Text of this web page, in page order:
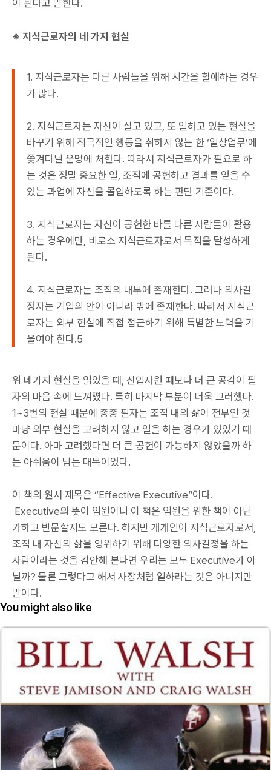
이 된다고 말한다.
※ 지식근로자의 네 가지 현실
1. 지식근로자는 다른 사람들을 위해 시간을 할애하는 경우
가 많다.
2. 지식근로자는 자신이 살고 있고, 또 일하고 있는 현실을
바꾸기 위해 적극적인 행동을 취하지 않는 한 ‘일상업무’에
쫓겨다닐 운명에 처한다. 따라서 지식근로자가 필요로 하
는 것은 정말 중요한 일, 조직에 공헌하고 결과를 얻을 수
있는 과업에 자신을 몰입하도록 하는 판단 기준이다.
3. 지식근로자는 자신이 공헌한 바를 다른 사람들이 활용
하는 경우에만, 비로소 지식근로자로서 목적을 달성하게
된다.
4. 지식근로자는 조직의 내부에 존재한다. 그러나 의사결
정자는 기업의 안이 아니라 밖에 존재한다. 따라서 지식근
로자는 외부 현실에 직접 접근하기 위해 특별한 노력을 기
울여야 한다.5
위 네가지 현실을 읽었을 때, 신입사원 때보다 더 큰 공감이 필
자의 마음 속에 느껴쪘다. 특히 마지막 부분이 더욱 그러했다.
1~3번의 현실 때문에 종종 필자는 조직 내의 삶이 전부인 것
마냥 외부 현실을 고려하지 않고 일을 하는 경우가 있었기 때
문이다. 아마 고려했다면 더 큰 공헌이 가능하지 않았을까 하
는 아쉬움이 남는 대목이었다.
이 책의 원서 제목은 “Effective Executive”이다.
Executive의 뜻이 임원이니 이 책은 임원을 위한 책이 아닌
가하고 반문할지도 모른다. 하지만 개개인이 지식근로자로서,
조직 내 자신의 삶을 영위하기 위해 다양한 의사결정을 하는
사람이라는 것을 감안해 본다면 우리는 모두 Executive가 아
닐까? 물론 그렇다고 해서 사장처럼 일하라는 것은 아니지만
말이다.
You might also like